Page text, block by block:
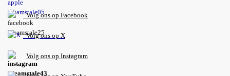
Volg ons op Facebook
Volg ons op X
Volg ons op Instagram